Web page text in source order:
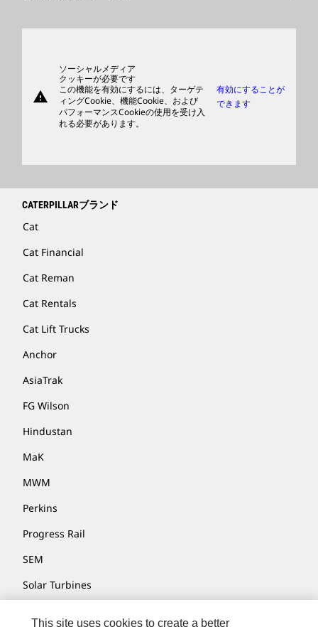
サポート
商品
ディーラを検索する
warning
ソーシャルメディア
クッキーが必要です
この機能を有効にするには、ターゲテ
ィングCookie、機能Cookie、および
パフォーマンスCookieの使用を受け入
れる必要があります。
有効にすることが
できます
CATERPILLARブランド
Cat
Cat Financial
Cat Reman
Cat Rentals
Cat Lift Trucks
Anchor
AsiaTrak
FG Wilson
Hindustan
MaK
MWM
Perkins
Progress Rail
SEM
Solar Turbines
This site uses cookies to create a better